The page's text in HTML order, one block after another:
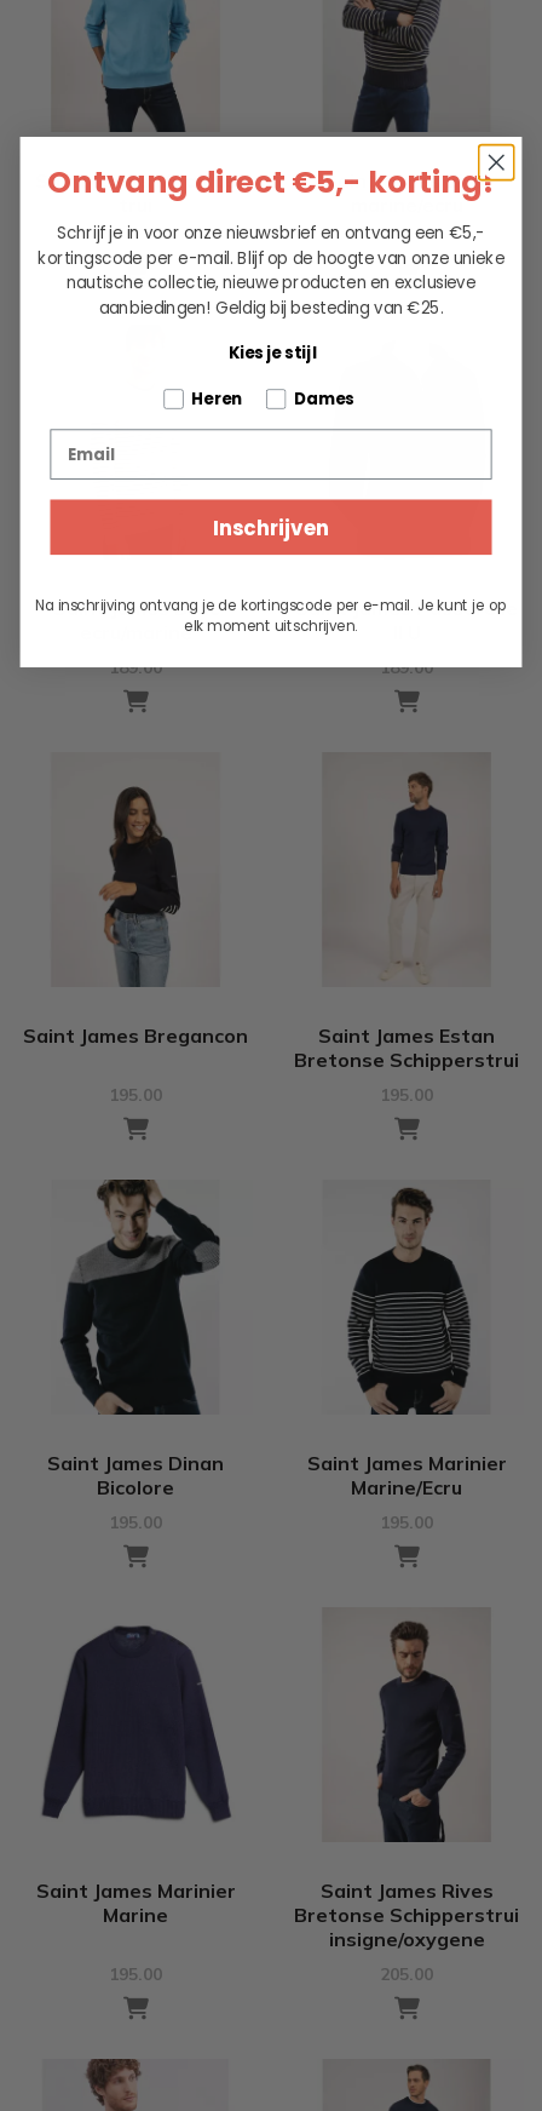
Saint James Miramas
189.00
Saint James Binic
189.00
Saint James Binic
ecru/marine
189.00
Saint James Passerelle
189.00
Saint James Bregancon
195.00
Saint James Estan
Bretonse Schipperstrui
195.00
Saint James Dinan
Bicolore
195.00
Saint James Marinier
Marine/Ecru
195.00
Saint James Marinier
Marine
195.00
Saint James Rives
Bretonse Schipperstrui
insigne/oxygene
205.00
Ontvang direct €5,- korting!
Schrijf je in voor onze nieuwsbrief en ontvang een €5,-
kortingscode per e-mail. Blijf op de hoogte van onze unieke
nautische collectie, nieuwe producten en exclusieve
aanbiedingen! Geldig bij besteding van €25.
Kies je stijl
Tell us about your pets
Heren
Dames
Inschrijven
Na inschrijving ontvang je de kortingscode per e-mail. Je kunt je op
elk moment uitschrijven.